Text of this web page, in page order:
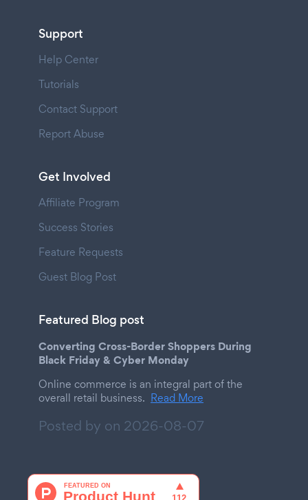
Support
Help Center
Tutorials
Contact Support
Report Abuse
Get Involved
Affiliate Program
Success Stories
Feature Requests
Guest Blog Post
Featured Blog post
Converting Cross-Border Shoppers During
Black Friday & Cyber Monday
Online commerce is an integral part of the
overall retail business. Read More
Posted by on 2026-08-07